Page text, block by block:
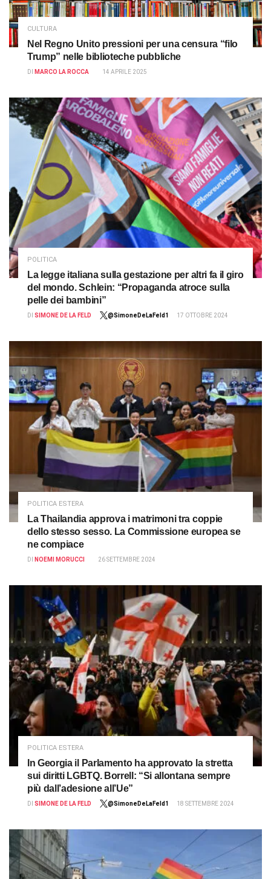
CULTURA
Nel Regno Unito pressioni per una censura “filo
Trump” nelle biblioteche pubbliche
DI MARCO LA ROCCA 14 APRILE 2025
POLITICA
La legge italiana sulla gestazione per altri fa il giro
del mondo. Schlein: “Propaganda atroce sulla
pelle dei bambini”
DI SIMONE DE LA FELD @SimoneDeLaFeld1 17 OTTOBRE 2024
POLITICA ESTERA
La Thailandia approva i matrimoni tra coppie
dello stesso sesso. La Commissione europea se
ne compiace
DI NOEMI MORUCCI 26 SETTEMBRE 2024
POLITICA ESTERA
In Georgia il Parlamento ha approvato la stretta
sui diritti LGBTQ. Borrell: “Si allontana sempre
più dall’adesione all’Ue”
DI SIMONE DE LA FELD @SimoneDeLaFeld1 18 SETTEMBRE 2024